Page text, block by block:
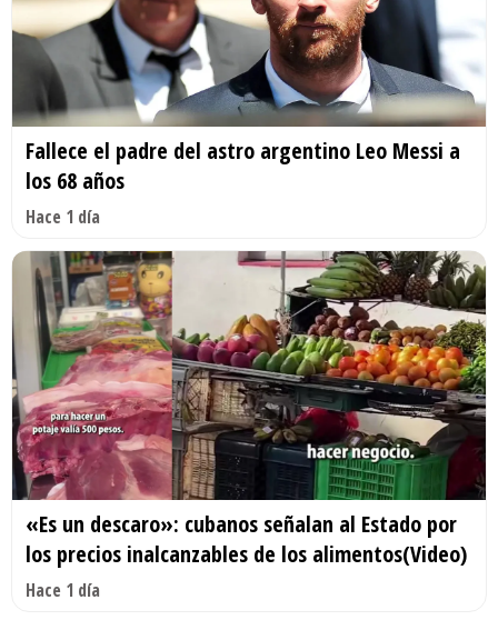
Fallece el padre del astro argentino Leo Messi a
los 68 años
Hace 1 día
«Es un descaro»: cubanos señalan al Estado por
los precios inalcanzables de los alimentos(Video)
Hace 1 día